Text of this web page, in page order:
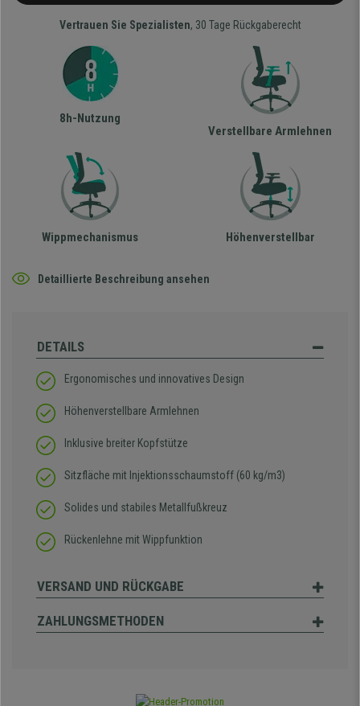
Vertrauen Sie Spezialisten, 30 Tage Rückgaberecht
8h-Nutzung
Verstellbare Armlehnen
Wippmechanismus Höhenverstellbar
Detaillierte Beschreibung ansehen
DETAILS
Ergonomisches und innovatives Design
Höhenverstellbare Armlehnen
Inklusive breiter Kopfstütze
Sitzfläche mit Injektionsschaumstoff (60 kg/m3)
Solides und stabiles Metallfußkreuz
Rückenlehne mit Wippfunktion
VERSAND UND RÜCKGABE
ZAHLUNGSMETHODEN